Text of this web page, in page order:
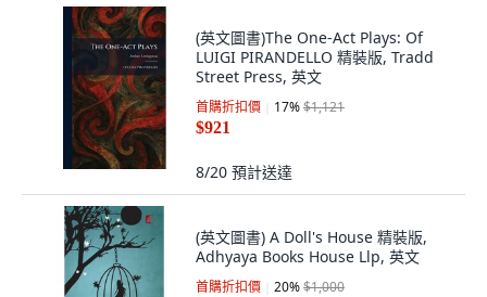
(英文圖書)The One-Act Plays: Of
LUIGI PIRANDELLO 精裝版, Tradd
Street Press, 英文
首購折扣價 17%$1,121
$921
8/20 預計送達
(英文圖書) A Doll's House 精裝版,
Adhyaya Books House Llp, 英文
首購折扣價 20%$1,000